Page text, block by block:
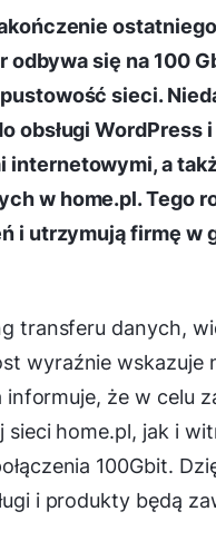
odbywa się na 100
sieci.
WordPress
a
w home.pl.Tego
i utrzymują firmę
transferu danych,
wyraźnie wskazuje
że w celu
home.pl, jak i
100Gbit.
i produkty będą